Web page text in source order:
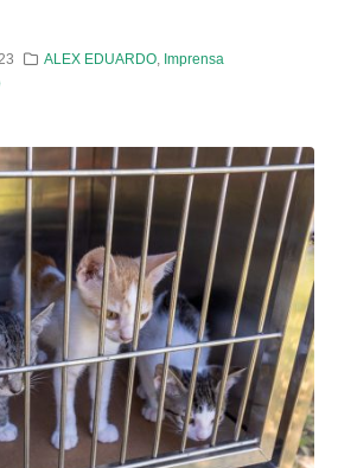
ALEX EDUARDO Imprensa